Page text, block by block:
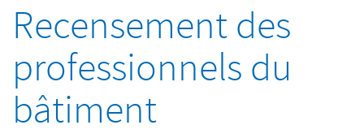
Recensement des
professionnels du
bâtiment